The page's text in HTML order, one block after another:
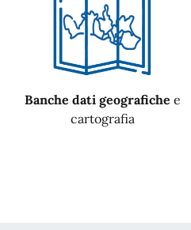
Banche dati geografiche e
cartografia